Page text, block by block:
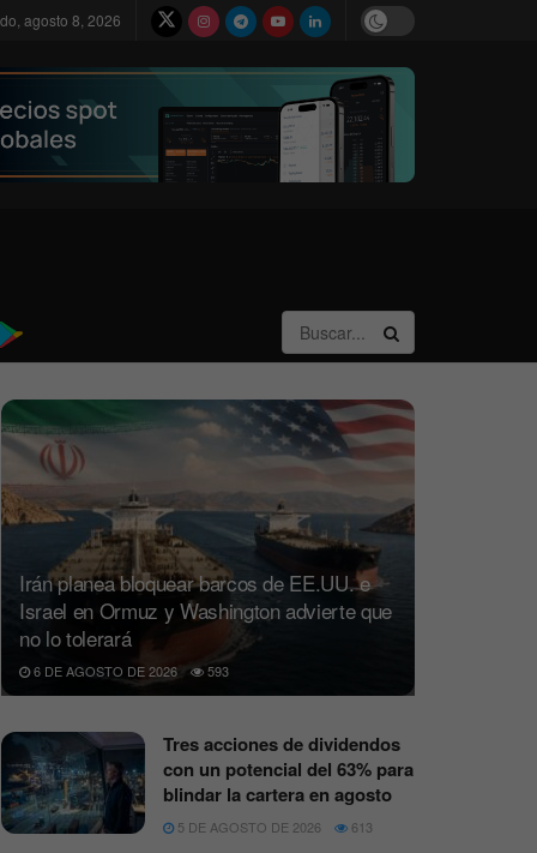
agosto 8, 2026
Irán planea bloquear barcos de EE.UU. e
Israel en Ormuz y Washington advierte que
no lo tolerará
6 DE AGOSTO DE 2026 593
Tres acciones de dividendos
con un potencial del 63% para
blindar la cartera en agosto
5 DE AGOSTO DE 2026 613